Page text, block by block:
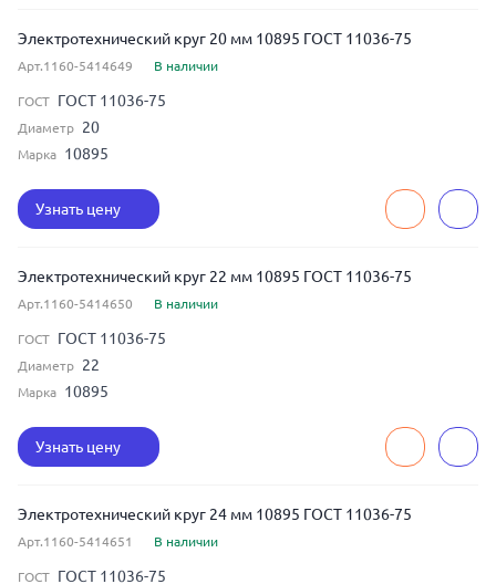
Электротехнический круг 20 мм 10895 ГОСТ 11036-75
Арт.1160-5414649 В наличии
ГОСТ ГОСТ 11036-75
Диаметр 20
Марка 10895
Узнать цену
Электротехнический круг 22 мм 10895 ГОСТ 11036-75
Арт.1160-5414650 В наличии
ГОСТ ГОСТ 11036-75
Диаметр 22
Марка 10895
Узнать цену
Электротехнический круг 24 мм 10895 ГОСТ 11036-75
Арт.1160-5414651 В наличии
ГОСТ ГОСТ 11036-75